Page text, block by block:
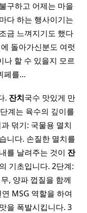
구하고 어제는 마을
다 하는 행사이기는
금 느껴지기도 했다
돌아가신분도 여럿
나 할 수 있을지 모르
페를…
. 잔치국수 맛있게 만
계는 육수의 깊이를
덖기: 국물용 멸치
니다. 손질한 멸치를
를 날려주는 것이 잔
기초입니다. 2단계:
, 양파 껍질을 함께
MSG 역할을 하여
을 폭발시킵니다. 3